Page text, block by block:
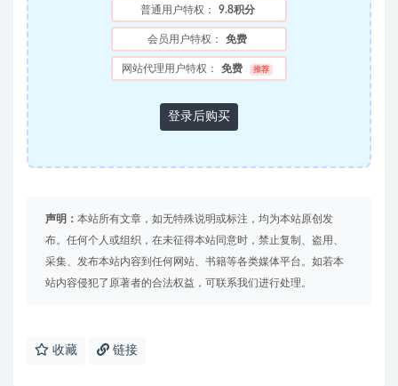
普通用户特权： 9.8积分
会员用户特权： 免费
网站代理用户特权： 免费 推荐
登录后购买
声明： 本站所有文章，如无特殊说明或标注，均为本站原创发
布。任何个人或组织，在未征得本站同意时，禁止复制、盗用、
采集、发布本站内容到任何网站、书籍等各类媒体平台。如若本
站内容侵犯了原著者的合法权益，可联系我们进行处理。
收藏 链接